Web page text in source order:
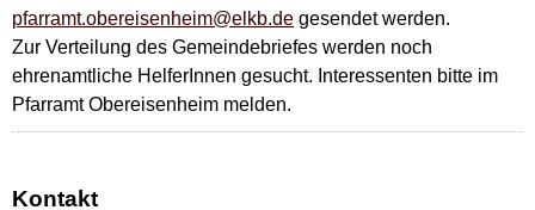
pfarramt.obereisenheim@elkb.de gesendet werden.
Zur Verteilung des Gemeindebriefes werden noch
ehrenamtliche HelferInnen gesucht. Interessenten bitte im
Pfarramt Obereisenheim melden.
Kontakt